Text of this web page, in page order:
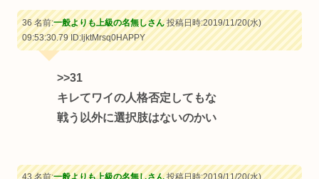
36 名前:一般よりも上級の名無しさん投稿日時:2019/11/20(水)
09:53:30.79ID:ljktMrsq0HAPPY
>>31
キレてワイの人格否定してもな
戦う以外に選択肢はないのかい
43 名前:一般よりも上級の名無しさん投稿日時:2019/11/20(水)